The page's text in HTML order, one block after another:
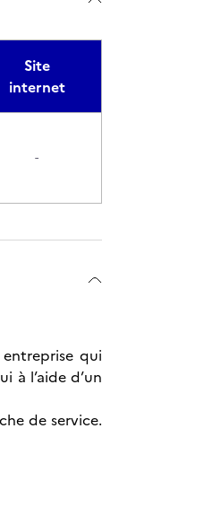
Site
internet
-
qui
à l’aide d’un
de service.